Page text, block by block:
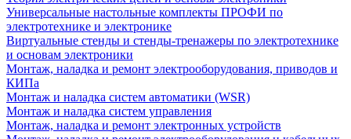
Универсальные настольные комплекты ПРОФИ по
электротехнике и электронике
Виртуальные стенды и стенды-тренажеры по электротехнике
и основам электроники
Монтаж, наладка и ремонт электрооборудования, приводов и
КИПа
Монтаж и наладка систем автоматики (WSR)
Монтаж и наладка систем управления
Монтаж, наладка и ремонт электронных устройств